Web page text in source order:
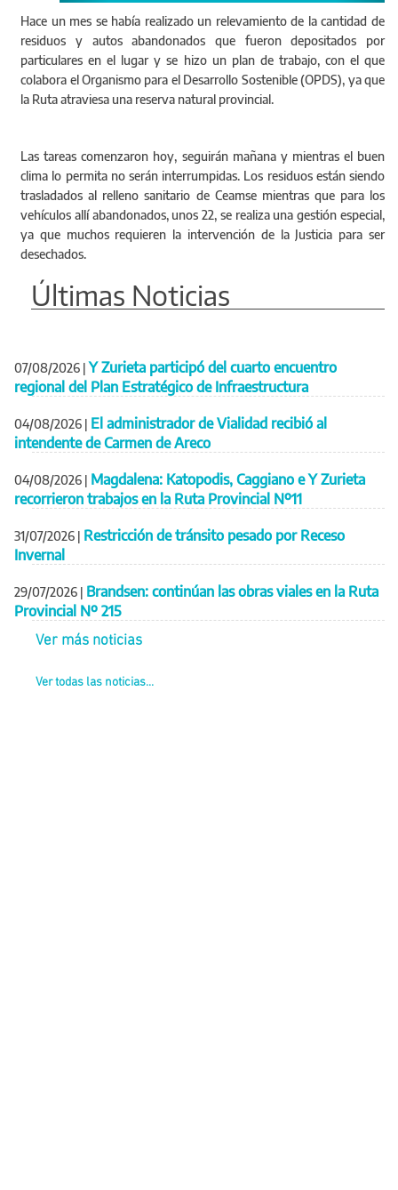
Hace un mes se había realizado un relevamiento de la cantidad de
residuos y autos abandonados que fueron depositados por
particulares en el lugar y se hizo un plan de trabajo, con el que
colabora el Organismo para el Desarrollo Sostenible (OPDS), ya que
la Ruta atraviesa una reserva natural provincial.
Las tareas comenzaron hoy, seguirán mañana y mientras el buen
clima lo permita no serán interrumpidas. Los residuos están siendo
trasladados al relleno sanitario de Ceamse mientras que para los
vehículos allí abandonados, unos 22, se realiza una gestión especial,
ya que muchos requieren la intervención de la Justicia para ser
desechados.
Últimas Noticias
07/08/2026 | Y Zurieta participó del cuarto encuentro
regional del Plan Estratégico de Infraestructura
04/08/2026 | El administrador de Vialidad recibió al
intendente de Carmen de Areco
04/08/2026 | Magdalena: Katopodis, Caggiano e Y Zurieta
recorrieron trabajos en la Ruta Provincial Nº11
31/07/2026 | Restricción de tránsito pesado por Receso
Invernal
29/07/2026 | Brandsen: continúan las obras viales en la Ruta
Provincial Nº 215
Ver más noticias
Ver todas las noticias...